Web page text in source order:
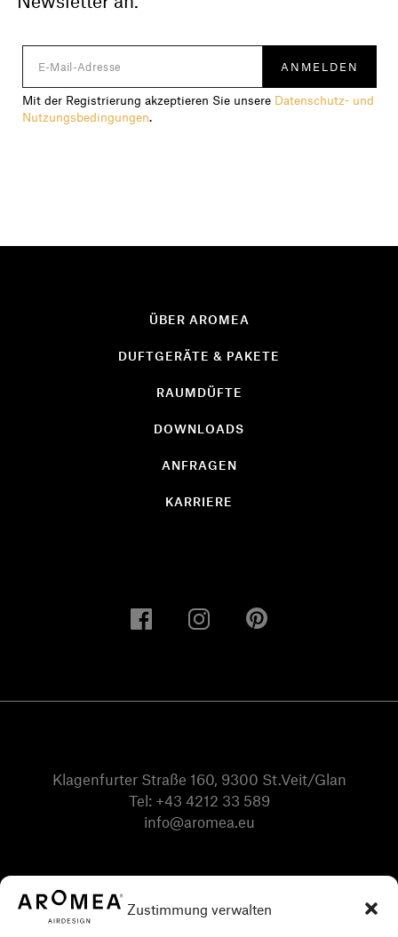
Zustimmung verwalten
Mit der Registrierung akzeptieren Sie unsere Datenschutz- und
Nutzungsbedingungen.
ÜBER AROMEA
DUFTGERÄTE & PAKETE
RAUMDÜFTE
DOWNLOADS
ANFRAGEN
KARRIERE
Klagenfurter Straße 160, 9300 St.Veit/Glan
Tel: +43 4212 33 589
info@aromea.eu